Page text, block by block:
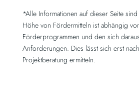
*Alle Informationen auf dieser Seite
Höhe von Fördermitteln ist abhängig
Förderprogrammen und den sich
Anforderungen. Dies lässt sich erst
Projektberatung ermitteln.